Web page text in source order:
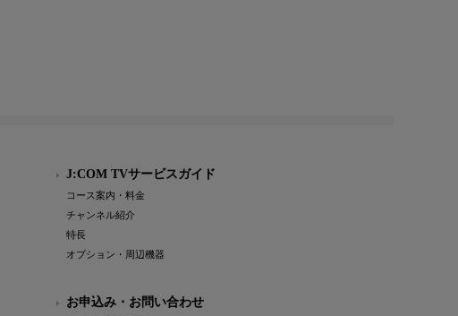
J:COM TVサービスガイド
コース案内・料金
チャンネル紹介
特長
オプション・周辺機器
お申込み・お問い合わせ